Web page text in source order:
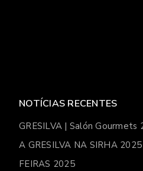
NOTÍCIAS RECENTES
GRESILVA | Salón Gourmets
A GRESILVA NA SIRHA 2025
FEIRAS 2025